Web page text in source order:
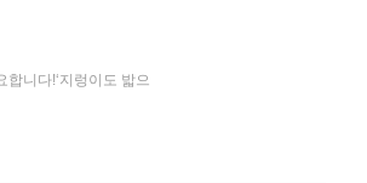
니다!‘지렁이도 밟으